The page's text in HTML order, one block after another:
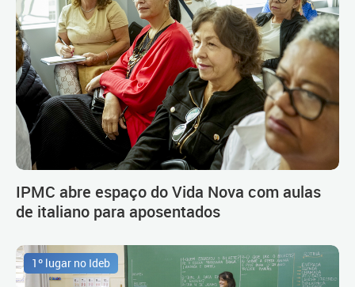
IPMC abre espaço do Vida Nova com aulas
de italiano para aposentados
1º lugar no Ideb